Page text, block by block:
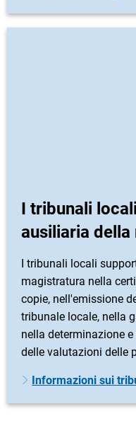
I tribunali
ausiliaria
I tribunali locali
magistratura nella
copie, nell'emissione
tribunale locale, nella
nella determinazione
delle valutazioni delle
Informazioni sui